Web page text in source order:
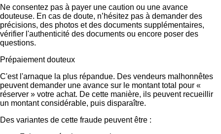
Ne consentez pas à payer une caution ou une avance
douteuse. En cas de doute, n’hésitez pas à demander des
précisions, des photos et des documents supplémentaires,
vérifier l'authenticité des documents ou encore poser des
questions.
Prépaiement douteux
C'est l'arnaque la plus répandue. Des vendeurs malhonnêtes
peuvent demander une avance sur le montant total pour «
réserver » votre achat. De cette manière, ils peuvent recueillir
un montant considérable, puis disparaître.
Des variantes de cette fraude peuvent être :